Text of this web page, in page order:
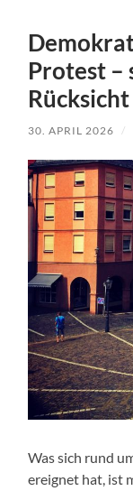
Protest –
30. APRIL 2026 /
Was sich rund
ereignet hat, ist